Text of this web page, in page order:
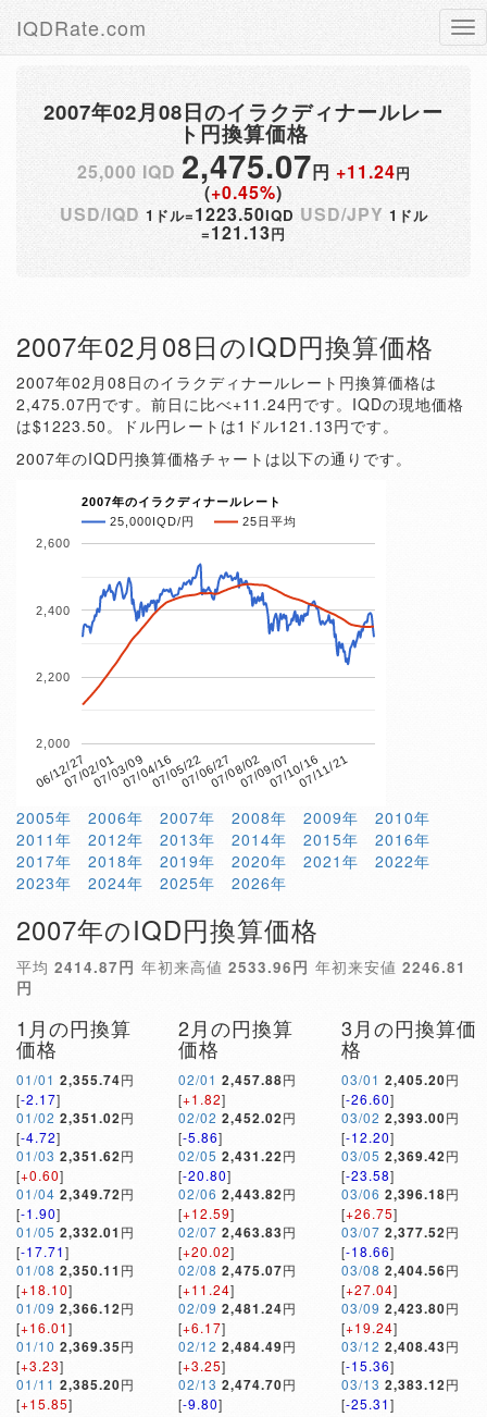
IQDRate.com
2007年02月08日のイラクディナールレー
ト円換算価格
25,000 IQD 2,475.07円 +11.24円
(+0.45%)
USD/IQD 1ドル=1223.50IQD USD/JPY 1ドル
=121.13円
2007年02月08日のIQD円換算価格
2007年02月08日のイラクディナールレート円換算価格は
2,475.07円です。前日に比べ+11.24円です。IQDの現地価格
は$1223.50。ドル円レートは1ドル121.13円です。
2007年のIQD円換算価格チャートは以下の通りです。
2007年のイラクディナールレート
25,000IQD/円
25日平均
06/12/2707/02/0107/03/0907/04/1607/05/2207/06/2707/08/0207/09/0707/10/1607/11/21
2,000
2,200
2,400
2,600
2005年 2006年 2007年 2008年 2009年
2010年
2011年
2012年 2013年 2014年 2015年
2016年
2017年
2018年 2019年 2020年 2021年
2022年
2023年
2024年 2025年 2026年
2007年のIQD円換算価格
平均 2414.87円 年初来高値 2533.96円 年初来安値 2246.81
円
1月の円換算
価格
01/01 2,355.74円
[-2.17]
01/02 2,351.02円
[-4.72]
01/03 2,351.62円
[+0.60]
01/04 2,349.72円
[-1.90]
01/05 2,332.01 円
[-17.71]
01/08 2,350.11 円
[+18.10]
01/09 2,366.12円
[+16.01]
01/10 2,369.35円
[+3.23]
01/11 2,385.20円
[+15.85]
2月の円換算
価格
02/01 2,457.88円
[+1.82]
02/02 2,452.02円
[-5.86]
02/05 2,431.22円
[-20.80]
02/06 2,443.82円
[+12.59]
02/07 2,463.83円
[+20.02]
02/08 2,475.07円
[+11.24]
02/09 2,481.24円
[+6.17]
02/12 2,484.49円
[+3.25]
02/13 2,474.70円
[-9.80]
3月の円換算価
格
03/01 2,405.20円
[-26.60]
03/02 2,393.00円
[-12.20]
03/05 2,369.42円
[-23.58]
03/06 2,396.18円
[+26.75]
03/07 2,377.52円
[-18.66]
03/08 2,404.56円
[+27.04]
03/09 2,423.80円
[+19.24]
03/12 2,408.43円
[-15.36]
03/13 2,383.12円
[-25.31]